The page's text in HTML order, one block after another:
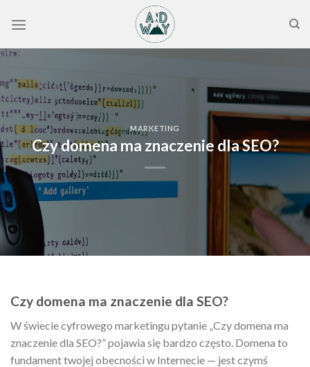
MARKETING
Czy domena ma znaczenie dla SEO?
Czy domena ma znaczenie dla SEO?
W świecie cyfrowego marketingu pytanie „Czy domena ma
znaczenie dla SEO?” pojawia się bardzo często. Domena to
fundament twojej obecności w Internecie — jest czymś